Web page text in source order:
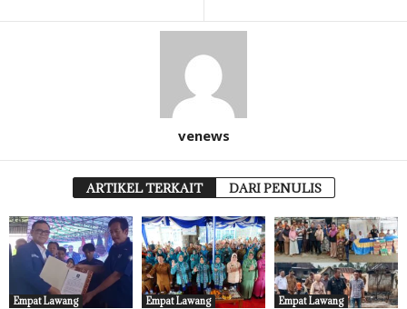
venews
ARTIKEL TERKAIT DARI PENULIS
Empat Lawang Empat Lawang Empat Lawang